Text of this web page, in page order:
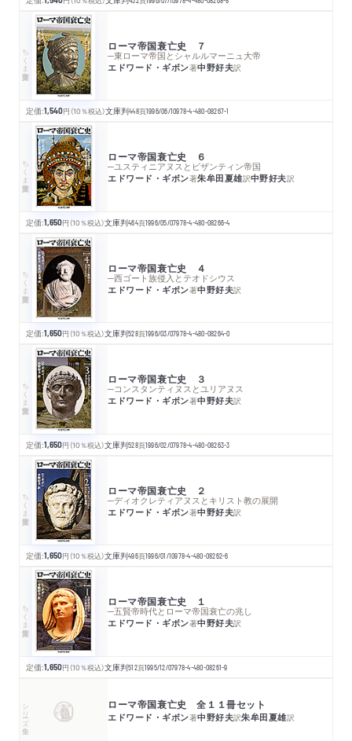
ちくま学芸文庫 ローマ帝国衰亡史 ７
─東ローマ帝国とシャルルマーニュ大帝
エドワード・ギボン著中野好夫訳
定価:1,540円 （10％税込）文庫判448頁1996/06/10978-4-480-08267-1
ちくま学芸文庫 ローマ帝国衰亡史 ６
─ユスティニアヌスとビザンティン帝国
エドワード・ギボン著朱牟田夏雄訳中野好夫訳
定価:1,650円 （10％税込）文庫判464頁1996/05/07978-4-480-08266-4
ちくま学芸文庫 ローマ帝国衰亡史 ４
─西ゴート族侵入とテオドシウス
エドワード・ギボン著中野好夫訳
定価:1,650円 （10％税込）文庫判528頁1996/03/07978-4-480-08264-0
ちくま学芸文庫 ローマ帝国衰亡史 ３
─コンスタンティヌスとユリアヌス
エドワード・ギボン著中野好夫訳
定価:1,650円 （10％税込）文庫判528頁1996/02/07978-4-480-08263-3
ちくま学芸文庫 ローマ帝国衰亡史 ２
─ディオクレティアヌスとキリスト教の展開
エドワード・ギボン著中野好夫訳
定価:1,650円 （10％税込）文庫判496頁1996/01/10978-4-480-08262-6
ちくま学芸文庫 ローマ帝国衰亡史 １
─五賢帝時代とローマ帝国衰亡の兆し
エドワード・ギボン著中野好夫訳
定価:1,650円 （10％税込）文庫判512頁1995/12/07978-4-480-08261-9
シリーズ・全集 ローマ帝国衰亡史 全１１冊セット
エドワード・ギボン著中野好夫訳朱牟田夏雄訳